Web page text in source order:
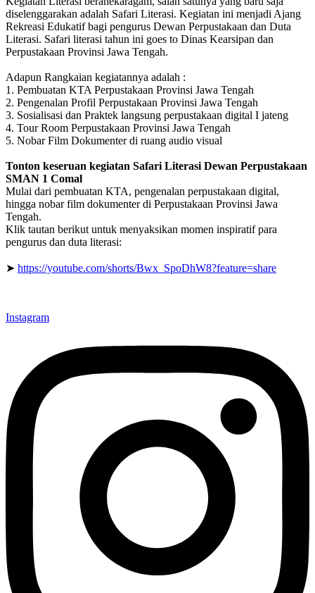
diselenggarakan adalah Safari Literasi. Kegiatan ini menjadi Ajang
Rekreasi Edukatif bagi pengurus Dewan Perpustakaan dan Duta
Literasi. Safari literasi tahun ini goes to Dinas Kearsipan dan
Perpustakaan Provinsi Jawa Tengah.
Adapun Rangkaian kegiatannya adalah :
1. Pembuatan KTA Perpustakaan Provinsi Jawa Tengah
2. Pengenalan Profil Perpustakaan Provinsi Jawa Tengah
3. Sosialisasi dan Praktek langsung perpustakaan digital I jateng
4. Tour Room Perpustakaan Provinsi Jawa Tengah
5. Nobar Film Dokumenter di ruang audio visual
Tonton keseruan kegiatan Safari Literasi Dewan Perpustakaan
SMAN 1 Comal
Mulai dari pembuatan KTA, pengenalan perpustakaan digital,
hingga nobar film dokumenter di Perpustakaan Provinsi Jawa
Tengah.
Klik tautan berikut untuk menyaksikan momen inspiratif para
pengurus dan duta literasi:
➤ https://youtube.com/shorts/Bwx_SpoDhW8?feature=share
Instagram